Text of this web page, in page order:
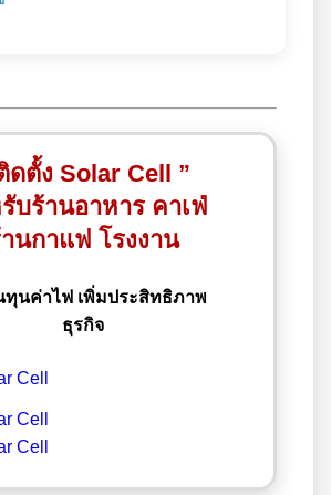
ดตั้ง Solar Cell ”
บร้านอาหาร คาเฟ่
นกาแฟ โรงงาน
ทุนค่าไฟ เพิ่มประสิทธิภาพ
ธุรกิจ